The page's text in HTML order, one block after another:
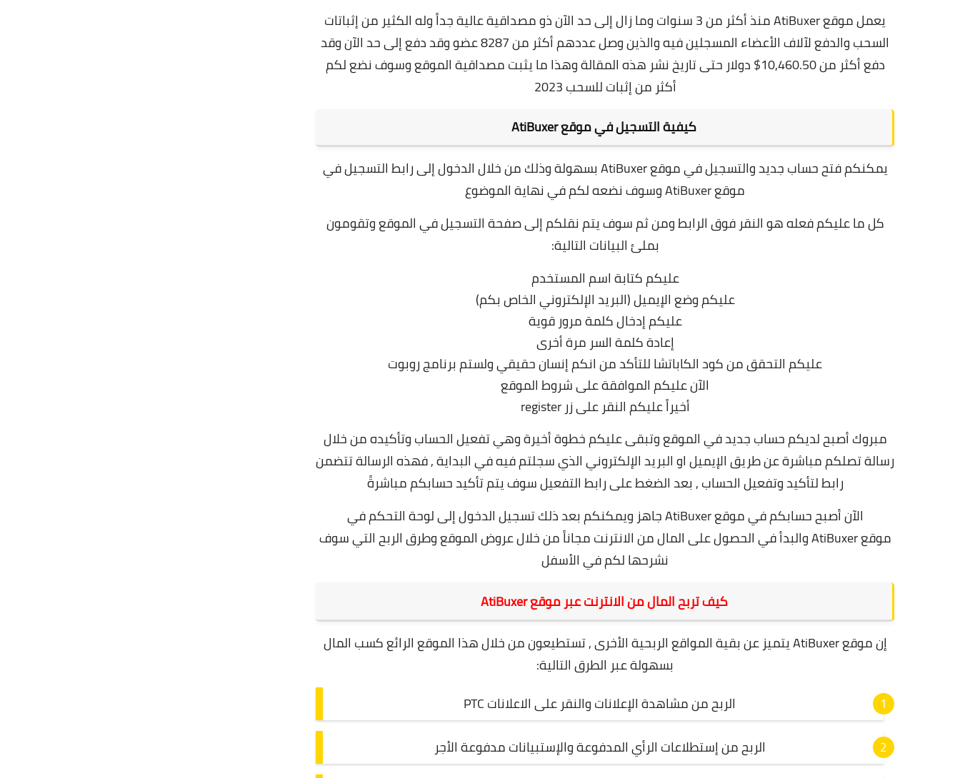
يعمل موقع AtiBuxer منذ أكثر من 3 سنوات وما زال إلى حد الآن ذو مصداقية عالية جداً وله الكثير من إثباتات
السحب والدفع لآلاف الأعضاء المسجلين فيه والذين وصل عددهم أكثر من 8287 عضو وقد دفع إلى حد الآن وقد
دفع أكثر من 10,460.50$ دولار حتى تاريخ نشر هذه المقالة وهذا ما يثبت مصداقية الموقع وسوف نضع لكم
أكثر من إثبات للسحب 2023
كيفية التسجيل في موقع AtiBuxer
يمكنكم فتح حساب جديد والتسجيل في موقع AtiBuxer بسهولة وذلك من خلال الدخول إلى رابط التسجيل في
موقع AtiBuxer وسوف نضعه لكم في نهاية الموضوع
كل ما عليكم فعله هو النقر فوق الرابط ومن ثم سوف يتم نقلكم إلى صفحة التسجيل في الموقع وتقومون
بملئ البيانات التالية:
عليكم كتابة اسم المستخدم
عليكم وضع الإيميل (البريد الإلكتروني الخاص بكم)
عليكم إدخال كلمة مرور قوية
إعادة كلمة السر مرة أخرى
عليكم التحقق من كود الكاباتشا للتأكد من انكم إنسان حقيقي ولستم برنامج روبوت
الآن عليكم الموافقة على شروط الموقع
أخيراً عليكم النقر على زر register
مبروك أصبح لديكم حساب جديد في الموقع وتبقى عليكم خطوة أخيرة وهي تفعيل الحساب وتأكيده من خلال
رسالة تصلكم مباشرة عن طريق الإيميل او البريد الإلكتروني الذي سجلتم فيه في البداية , فهذه الرسالة تتضمن
رابط لتأكيد وتفعيل الحساب , بعد الضغط على رابط التفعيل سوف يتم تأكيد حسابكم مباشرةً
الآن أصبح حسابكم في موقع AtiBuxer جاهز ويمكنكم بعد ذلك تسجيل الدخول إلى لوحة التحكم في
موقع AtiBuxer والبدأ في الحصول على المال من الانترنت مجاناً من خلال عروض الموقع وطرق الربح التي سوف
نشرحها لكم في الأسفل
كيف تربح المال من الانترنت عبر موقع AtiBuxer
إن موقع AtiBuxer يتميز عن بقية المواقع الربحية الأخرى , تستطيعون من خلال هذا الموقع الرائع كسب المال
بسهولة عبر الطرق التالية:
الربح من مشاهدة الإعلانات والنقر على الاعلانات PTC
الربح من إستطلاعات الرأي المدفوعة والإستبيانات مدفوعة الأجر